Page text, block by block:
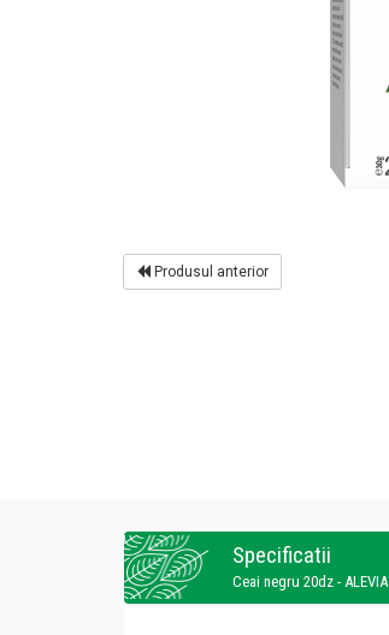
Produsul anterior
Specificatii
Ceai negru 20dz - ALEVIA